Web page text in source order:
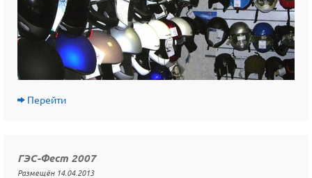
Перейти
ГЭС-Фест 2007
Размещён 14.04.2013